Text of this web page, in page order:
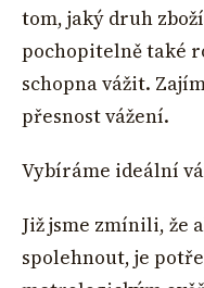
tom, jaký druh
pochopitelně také
schopna vážit.
přesnost vážení.
Vybíráme ideální
Již jsme zmínili, že
spolehnout, je